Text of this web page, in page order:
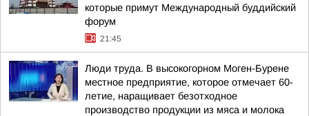
которые примут Международный буддийский
форум
21:45
Люди труда. В высокогорном Моген-Бурене
местное предприятие, которое отмечает 60-
летие, наращивает безотходное
производство продукции из мяса и молока